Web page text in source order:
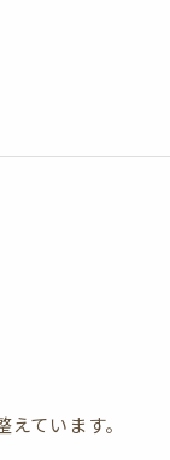
ています。